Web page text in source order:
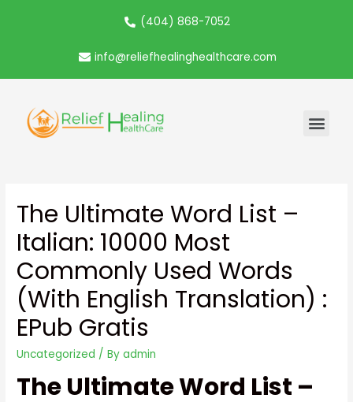
(404) 868-7052
info@reliefhealinghealthcare.com
The Ultimate Word List –
Italian: 10000 Most
Commonly Used Words
(with English Translation) :
EPub Gratis
Uncategorized / Byadmin
The Ultimate Word List –